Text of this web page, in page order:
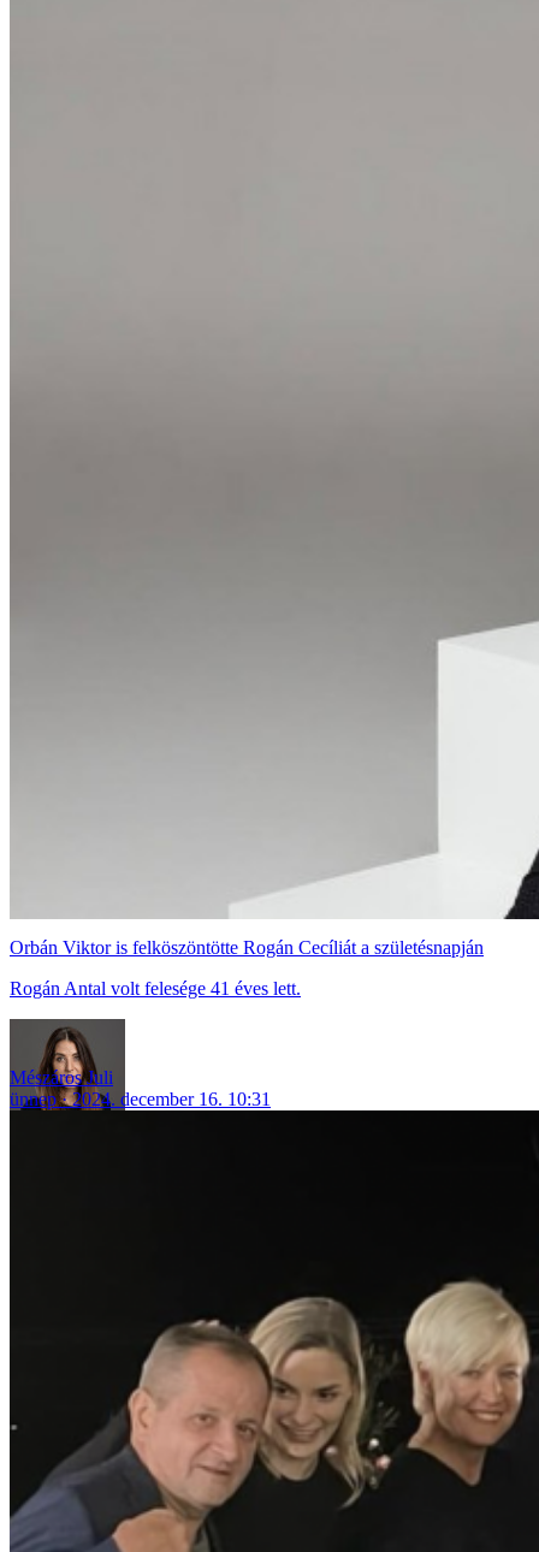
Orbán Viktor is felköszöntötte Rogán Cecíliát a születésnapján
Rogán Antal volt felesége 41 éves lett.
Mészáros Juli
ünnep
2024. december 16. 10:31